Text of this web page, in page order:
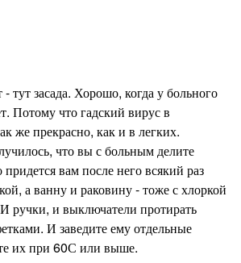
тут засада. Хорошо, когда у больного
Потому что гадский вирус в
же прекрасно, как и в легких.
что вы с больным делите
вам после него всякий раз
а ванну и раковину - тоже с хлоркой
ручки, и выключатели протирать
И заведите ему отдельные
их при 60С или выше.